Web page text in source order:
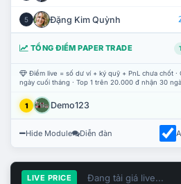
5 Đặng Kim Quỳnh
TỔNG ĐIỂM PAPER TRADE
Điểm live = số dư ví + ký quỹ + PnL chưa chốt ·
ngày cuối tháng · Top 1 trên 20.000 đ nhận 30
1 Demo123
Hide Module Diễn đàn
LIVE PRICE Đang tải giá live...